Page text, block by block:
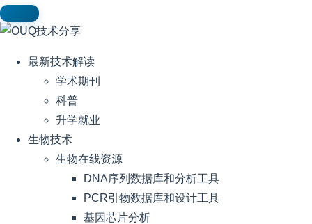
最新技术解读
学术期刊
科普
升学就业
生物技术
生物在线资源
DNA序列数据库和分析工具
PCR引物数据库和设计工具
基因芯片分析